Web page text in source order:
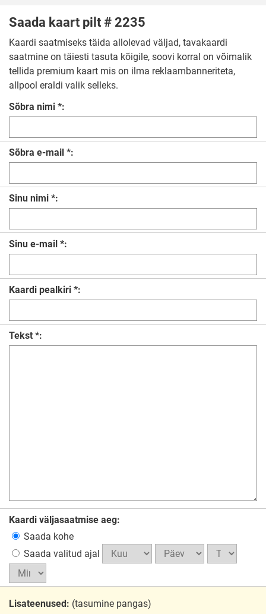
Saada kaart pilt # 2235
Kaardi saatmiseks täida allolevad väljad, tavakaardi
saatmine on täiesti tasuta kõigile, soovi korral on võimalik
tellida premium kaart mis on ilma reklaambanneriteta,
allpool eraldi valik selleks.
Sõbra nimi *:
Sõbra e-mail *:
Sinu nimi *:
Sinu e-mail *:
Kaardi pealkiri *:
Tekst *:
Kaardi väljasaatmise aeg:
Saada kohe
Saada valitud ajal
Lisateenused: (tasumine pangas)